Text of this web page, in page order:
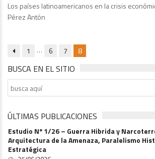
Los países latinoamericanos en la crisis
Pérez Antón
1 … 6 7 8
BUSCA EN EL SITIO
ÚLTIMAS PUBLICACIONES
Estudio Nº 1/26 – Guerra Hibrida y
Arquitectura de la Amenaza, Paralelismo
Estratégica